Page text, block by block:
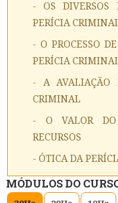
- OS DIVERSOS
PERÍCIA
- O PROCESSO
PERÍCIA
- A AVALIAÇÃO
CRIMINAL
- O VALOR DO
RECURSOS
- ÓTICA DA
MÓDULOS DO